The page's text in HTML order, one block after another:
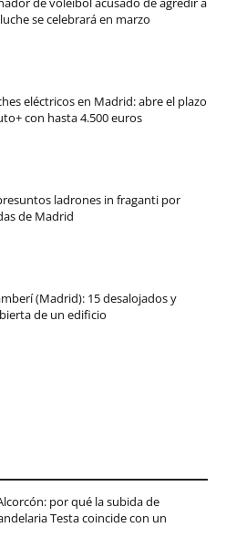
se celebrará en marzo
eléctricos en Madrid: abre el plazo
con hasta 4.500 euros
ladrones in fraganti por
de Madrid
(Madrid): 15 desalojados y
de un edificio
por qué la subida de
Testa coincide con un